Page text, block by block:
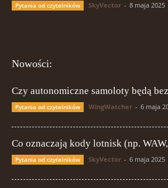
Pytania od czytelników SkyVector - 8 maja 2025
Nowości:
Czy autonomiczne samoloty będą
Pytania od czytelników WingWatcher - 6 maja
Co oznaczają kody lotnisk (np.
Pytania od czytelników SkyVector - 6 maja 2025